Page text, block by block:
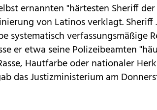
ernannten "härtesten Sheriff der
von Latinos verklagt. Sheriff
systematisch verfassungsmäßige
er etwa seine Polizeibeamten
Hautfarbe oder nationaler
das Justizministerium am